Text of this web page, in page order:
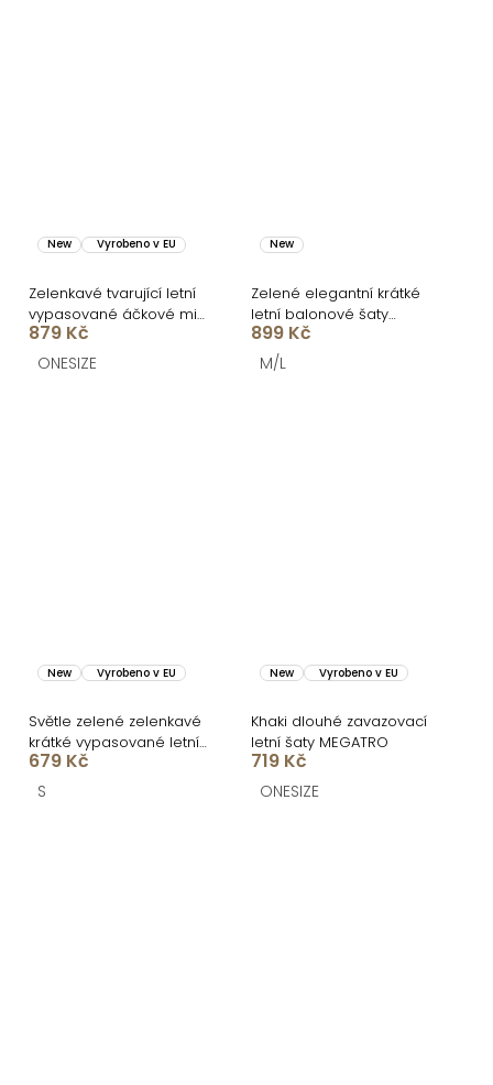
New Vyrobeno v EU
Zelenkavé tvarující letní
vypasované áčkové midi
šaty VORTA
879 Kč
ONESIZE
New
Zelené elegantní krátké
letní balonové šaty
LEONYA
899 Kč
M/L
New Vyrobeno v EU
Světle zelené zelenkavé
krátké vypasované letní
šaty ULJANA
679 Kč
S
New Vyrobeno v EU
Khaki dlouhé zavazovací
letní šaty MEGATRO
719 Kč
ONESIZE